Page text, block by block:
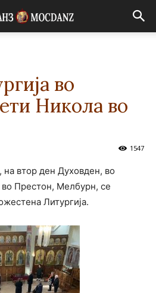
во
Никола во
1547
на втор ден Духовден, во
Престон, Мелбурн, се
Литургија.